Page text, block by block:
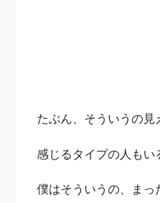
たぶん、そういうの見
感じるタイプの人もい
僕はそういうの、まっ